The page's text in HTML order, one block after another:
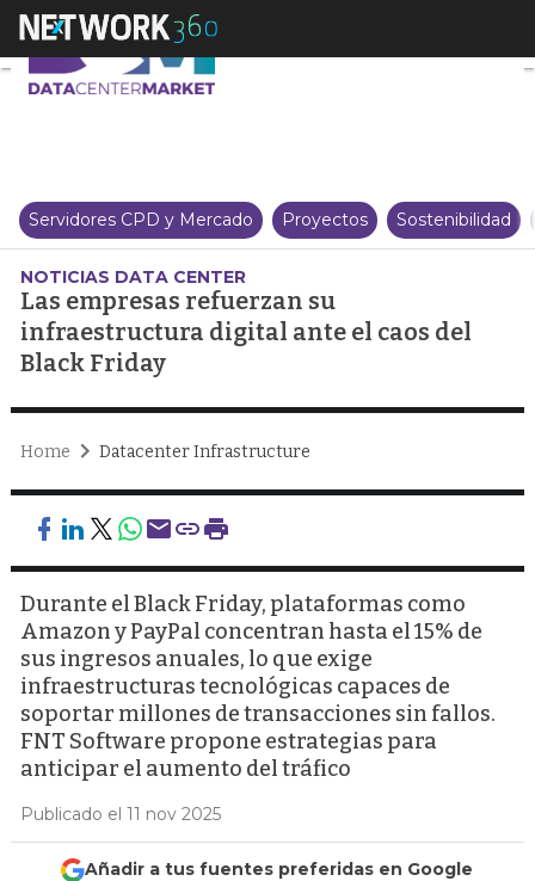
Las empresas refuerzan su
Servidores CPD y Mercado Proyectos Sostenibilidad
NOTICIAS DATA CENTER
Las empresas refuerzan su
infraestructura digital ante el caos del
Black Friday
Home Datacenter Infrastructure
Durante el Black Friday, plataformas como
Amazon y PayPal concentran hasta el 15% de
sus ingresos anuales, lo que exige
infraestructuras tecnológicas capaces de
soportar millones de transacciones sin fallos.
FNT Software propone estrategias para
anticipar el aumento del tráfico
Publicado el 11 nov 2025
Añadir a tus fuentes preferidas en Google